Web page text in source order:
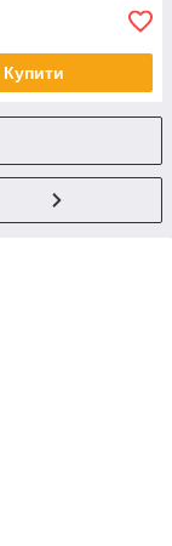
Купити